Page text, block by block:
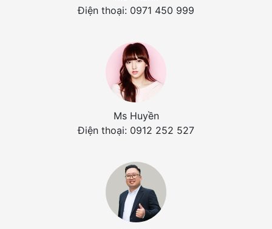
Điện thoại: 0971 450 999
Ms Huyền
Điện thoại: 0912 252 527